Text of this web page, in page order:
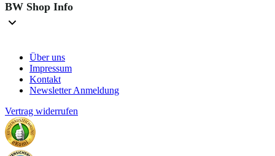
BW Shop Info
Über uns
Impressum
Kontakt
Newsletter Anmeldung
Vertrag widerrufen